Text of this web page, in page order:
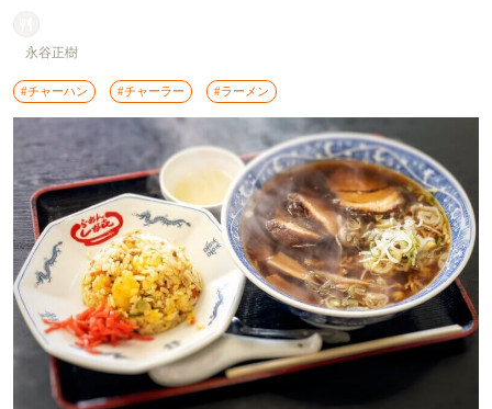
永谷正樹
#チャーハン #チャーラー #ラーメン